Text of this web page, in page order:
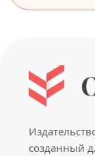
созданный